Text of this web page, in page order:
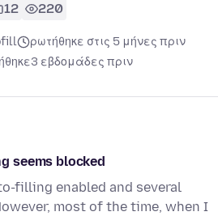
12 220
ρωτήθηκε στις 5 μήνες πριν
3 εβδομάδες πριν
seems blocked
filling enabled and several
most of the time, when I